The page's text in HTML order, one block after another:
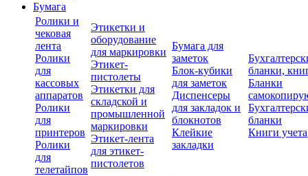
Бумага
Ролики и
чековая
лента
Ролики
для
кассовых
аппаратов
Ролики
для
принтеров
Ролики
для
телетайпов
Этикетки и
оборудование
для маркировки
Этикет-
пистолеты
Этикетки для
складской и
промышленной
маркировки
Этикет-лента
для этикет-
пистолетов
Бумага для
заметок
Блок-кубики
для заметок
Диспенсеры
для закладок и
блокнотов
Клейкие
закладки
бланки,
Бланки
бланки
Книги учета